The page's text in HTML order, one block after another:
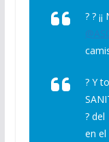
? ?
? Y
? del
en el